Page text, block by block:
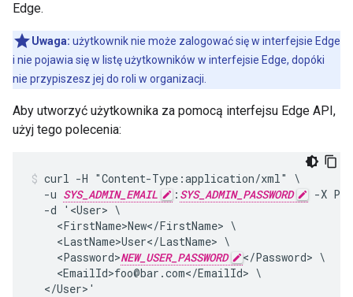
Edge.
Uwaga: użytkownik nie może zalogować się w interfejsie Edge
i nie pojawia się w listę użytkowników w interfejsie Edge, dopóki
nie przypiszesz jej do roli w organizacji.
Aby utworzyć użytkownika za pomocą interfejsu Edge API,
użyj tego polecenia:
curl -H "Content-Type:application/xml" \
  -u
SYS_ADMIN_EMAIL : SYS_ADMIN_PASSWORD
-X
  -d '<User> \
    <FirstName>New</FirstName> \
    <LastName>User</LastName> \
    <Password>
NEW_USER_PASSWORD
</Password> \
    <EmailId>foo@bar.com</EmailId> \
  </User>'